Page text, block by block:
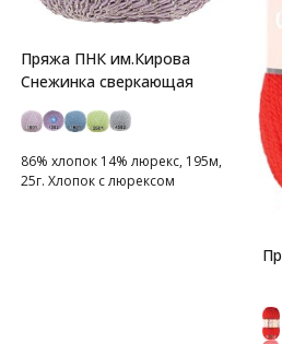
Пряжа ПНК им.Кирова
Снежинка сверкающая
86% хлопок 14% люрекс, 195м,
25г. Хлопок с люрексом